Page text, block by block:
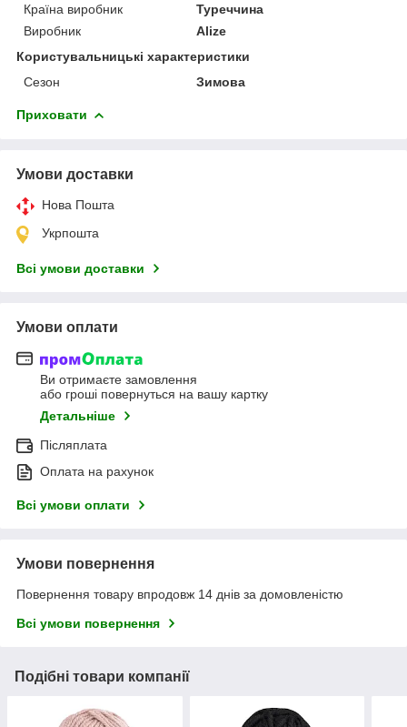
Країна виробник
Туреччина
Виробник
Alize
Користувальницькі характеристики
Сезон
Зимова
Приховати
Умови доставки
Нова Пошта
Укрпошта
Всі умови доставки
Умови оплати
Ви отримаєте замовлення
або гроші повернуться на вашу картку
Детальніше
Післяплата
Оплата на рахунок
Всі умови оплати
Умови повернення
Повернення товару впродовж 14 днів за домовленістю
Всі умови повернення
Подібні товари компанії